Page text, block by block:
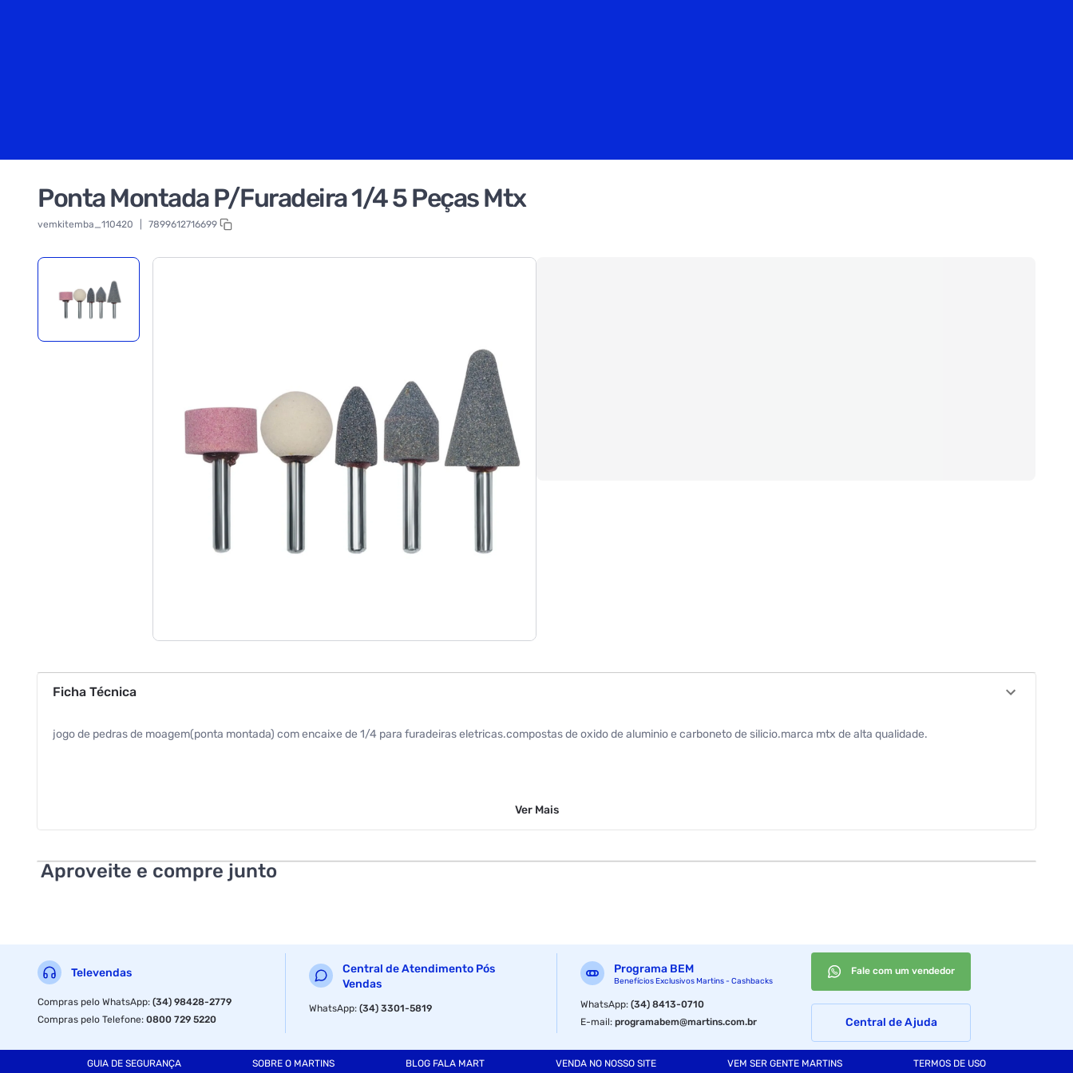
Ponta Montada P/Furadeira 1/4 5 Peças Mtx
vemkitemba_110420 7899612716699
Ficha Técnica
jogo de pedras de moagem(ponta montada) com encaixe de 1/4 para furadeiras eletricas.compostas de oxido de aluminio e carboneto de silicio.marca mtx de alta qualidade.
Ver Mais
Aproveite e compre junto
Televendas
Compras pelo WhatsApp:(34) 98428-2779
Compras pelo Telefone:0800 729 5220
Central de Atendimento Pós
Vendas
WhatsApp:(34) 3301-5819
Programa BEM
Benefícios Exclusivos Martins - Cashbacks
WhatsApp:(34) 8413-0710
E-mail:programabem@martins.com.br
Fale com um vendedor
Central de Ajuda
GUIA DE SEGURANÇA SOBRE O MARTINS BLOG FALA MART VENDA NO NOSSO SITE VEM SER GENTE MARTINS TERMOS DE USO